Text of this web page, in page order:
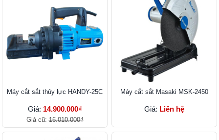
Máy cắt sắt thủy lực HANDY-25C
Giá: 14.900.000₫
Giá cũ:16.010.000₫
Máy cắt sắt Masaki MSK-2450
Giá: Liên hệ